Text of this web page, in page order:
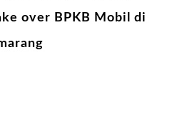
over BPKB Mobil di